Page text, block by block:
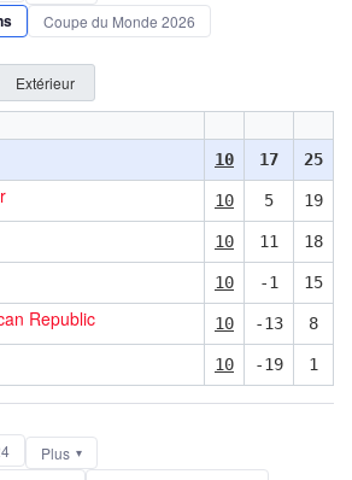
Coupe du Monde 2026
Extérieur
10 17 25
10 5 19
10 11 18
10 -1 15
Republic 10 -13 8
10 -19 1
Plus